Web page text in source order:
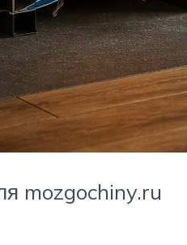
mozgochiny.ru